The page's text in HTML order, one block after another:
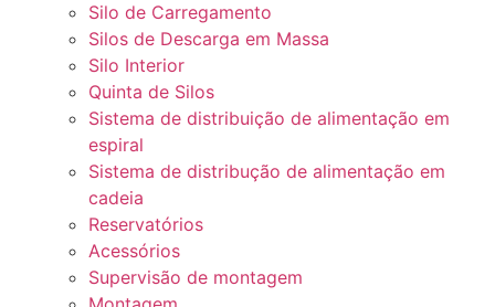
Silo de Carregamento
Silos de Descarga em Massa
Silo Interior
Quinta de Silos
Sistema de distribuição de alimentação em
espiral
Sistema de distribução de alimentação em
cadeia
Reservatórios
Acessórios
Supervisão de montagem